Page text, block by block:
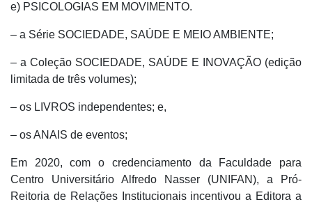
e) PSICOLOGIAS EM MOVIMENTO.
– a Série SOCIEDADE, SAÚDE E MEIO AMBIENTE;
– a Coleção SOCIEDADE, SAÚDE E INOVAÇÃO (edição
limitada de três volumes);
– os LIVROS independentes; e,
– os ANAIS de eventos;
Em 2020, com o credenciamento da Faculdade para
Centro Universitário Alfredo Nasser (UNIFAN), a Pró-
Reitoria de Relações Institucionais incentivou a Editora a